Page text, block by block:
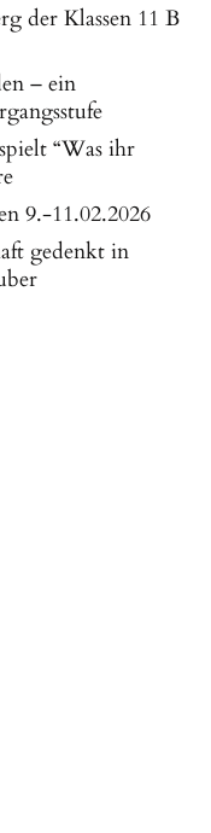
der Klassen 11 B
– ein
“Was ihr
9.-11.02.2026
gedenkt in